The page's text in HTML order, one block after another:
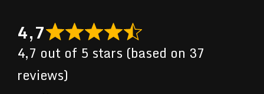
4,7
4,7 out of 5 stars (based on 37
reviews)